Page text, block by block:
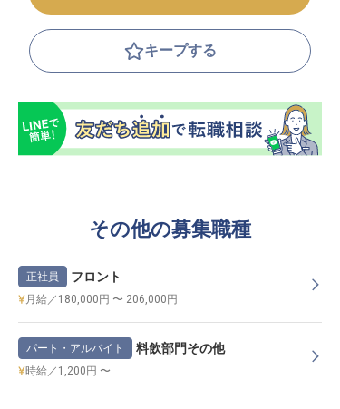
キープする
その他の募集職種
正社員 フロント
月給／180,000円 〜 206,000円
パート・アルバイト 料飲部門その他
時給／1,200円 〜